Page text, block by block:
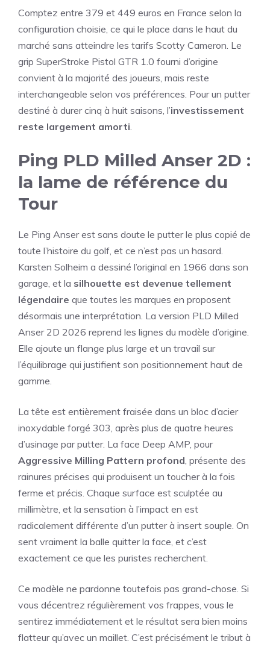
Comptez entre 379 et 449 euros en France selon la
configuration choisie, ce qui le place dans le haut du
marché sans atteindre les tarifs Scotty Cameron. Le
grip SuperStroke Pistol GTR 1.0 fourni d’origine
convient à la majorité des joueurs, mais reste
interchangeable selon vos préférences. Pour un putter
destiné à durer cinq à huit saisons, l’investissement
reste largement amorti.
Ping PLD Milled Anser 2D :
la lame de référence du
Tour
Le Ping Anser est sans doute le putter le plus copié de
toute l’histoire du golf, et ce n’est pas un hasard.
Karsten Solheim a dessiné l’original en 1966 dans son
garage, et la silhouette est devenue tellement
légendaire que toutes les marques en proposent
désormais une interprétation. La version PLD Milled
Anser 2D 2026 reprend les lignes du modèle d’origine.
Elle ajoute un flange plus large et un travail sur
l’équilibrage qui justifient son positionnement haut de
gamme.
La tête est entièrement fraisée dans un bloc d’acier
inoxydable forgé 303, après plus de quatre heures
d’usinage par putter. La face Deep AMP, pour
Aggressive Milling Pattern profond, présente des
rainures précises qui produisent un toucher à la fois
ferme et précis. Chaque surface est sculptée au
millimètre, et la sensation à l’impact en est
radicalement différente d’un putter à insert souple. On
sent vraiment la balle quitter la face, et c’est
exactement ce que les puristes recherchent.
Ce modèle ne pardonne toutefois pas grand-chose. Si
vous décentrez régulièrement vos frappes, vous le
sentirez immédiatement et le résultat sera bien moins
flatteur qu’avec un maillet. C’est précisément le tribut à